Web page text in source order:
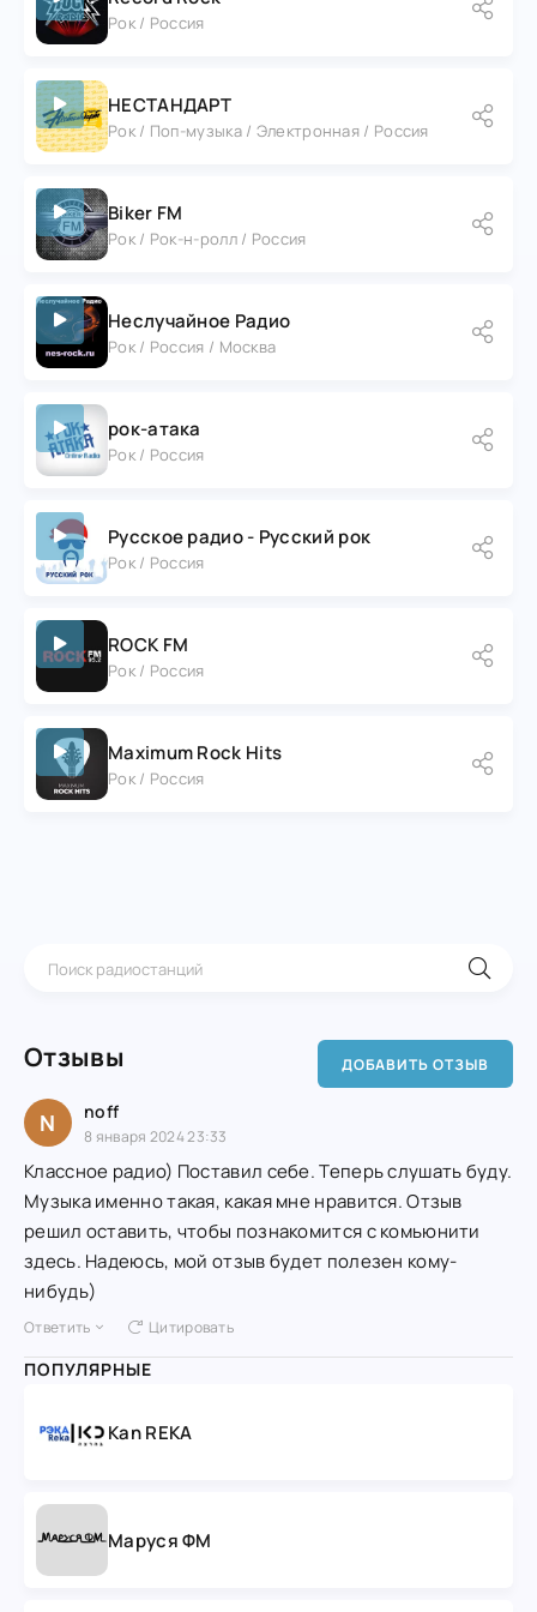
Рок / Россия
НЕСТАНДАРТ
Рок / Поп-музыка / Электронная / Россия
Biker FM
Рок / Рок-н-ролл / Россия
Неслучайное Радио
Рок / Россия / Москва
рок-атака
Рок / Россия
Русское радио - Русский рок
Рок / Россия
ROCK FM
Рок / Россия
Maximum Rock Hits
Рок / Россия
Отзывы ДОБАВИТЬ ОТЗЫВ
N noff
8 января 2024 23:33
Классное радио) Поставил себе. Теперь слушать буду.
Музыка именно такая, какая мне нравится. Отзыв
решил оставить, чтобы познакомится с комьюнити
здесь. Надеюсь, мой отзыв будет полезен кому-
нибудь)
Ответить Цитировать
ПОПУЛЯРНЫЕ
Kan REKA
Маруся ФМ